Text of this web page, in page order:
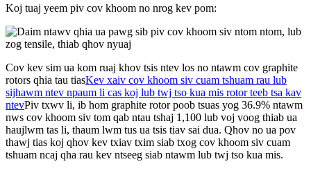
Koj tuaj yeem piv cov khoom no nrog kev pom:
Cov kev sim ua kom ruaj khov tsis ntev los no ntawm cov graphite
rotors qhia tau tiasKev xaiv cov khoom siv cuam tshuam rau lub
sijhawm ntev npaum li cas koj lub twj tso kua mis rotor teeb tsa kav
ntevPiv txwv li, ib hom graphite rotor poob tsuas yog 36.9% ntawm
nws cov khoom siv tom qab ntau tshaj 1,100 lub voj voog thiab ua
haujlwm tas li, thaum lwm tus ua tsis tiav sai dua. Qhov no ua pov
thawj tias koj qhov kev txiav txim siab txog cov khoom siv cuam
tshuam ncaj qha rau kev ntseeg siab ntawm lub twj tso kua mis.